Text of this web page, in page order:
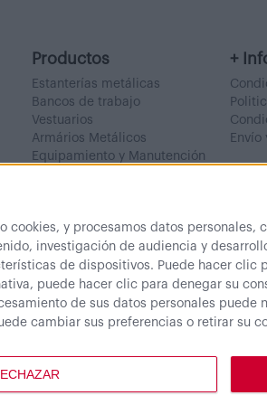
y procesamos datos
investigación de audiencia y
de dispositivos. Puede hacer clic
puede hacer clic para denegar su
de sus datos personales
cambiar sus preferencias o retirar su
Productos
Estanterías metálicas
Bancos de trabajo
Vestuarios
Armários Metálicos
Equipamiento y Manutención
+
en soluciones de almacenamiento.